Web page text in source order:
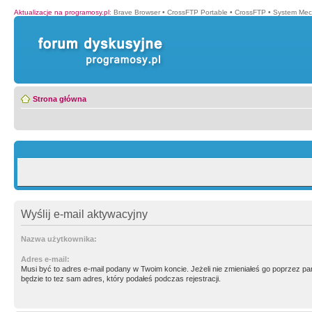
Aktualizacje na programosy.pl: Brave Browser • CrossFTP Portable • CrossFTP • System
Strona główna
Wyślij e-mail aktywacyjny
Nazwa użytkownika:
Adres e-mail:
Musi być to adres e-mail podany w Twoim koncie. Jeżeli nie zmieniałeś go poprzez
będzie to tez sam adres, który podałeś podczas rejestracji.